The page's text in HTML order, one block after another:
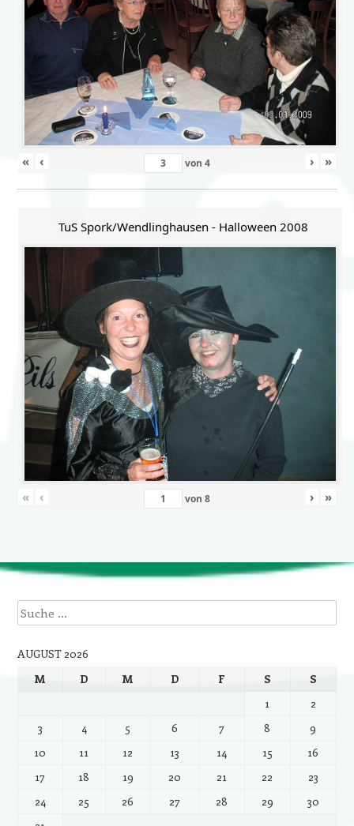
« ‹ von 4 › »
TuS Spork/Wendlinghausen - Halloween 2008
« ‹ von 8 › »
Suche
AUGUST 2026
M
D M D F S
S
1
2
3
4 5 6 7 8
9
10
11 12 13 14 15
16
17
18 19 20 21 22
23
24
25 26 27 28 29
30